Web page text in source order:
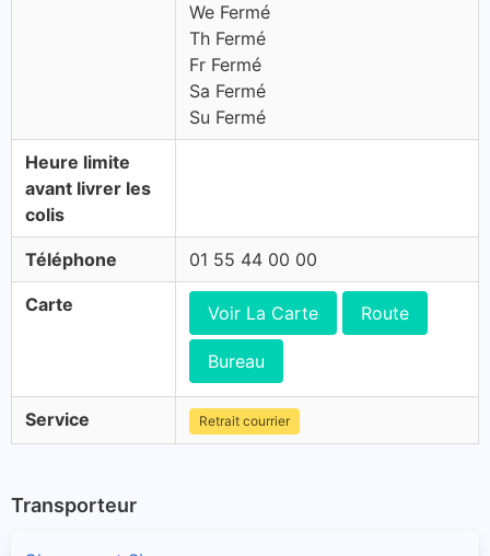
We Fermé
Th Fermé
Fr Fermé
Sa Fermé
Su Fermé
Heure limite
avant livrer les
colis
Téléphone 01 55 44 00 00
Carte Voir La Carte Route
Bureau
Service Retrait courrier
Transporteur